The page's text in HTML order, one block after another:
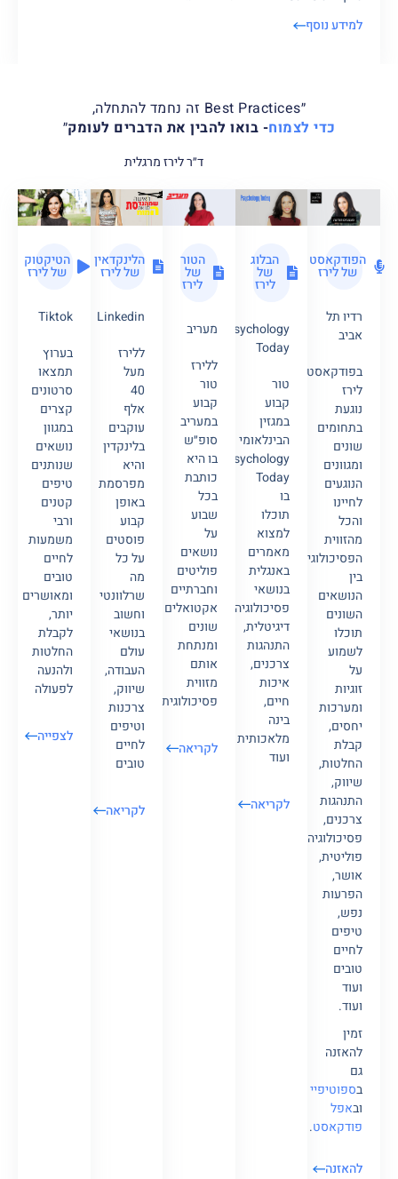
למידע נוסף
כדי לצמוח- בואו להבין את הדברים לעומק״
ד״ר לירז מרגלית
הפודקאסט
של לירז
רדיו תל
אביב
בפודקאסט
לירז
נוגעת
בתחומים
שונים
ומגוונים
הנוגעים
לחיינו
והכל
מהזווית
הפסיכולוגית.
בין
הנושאים
השונים
תוכלו
לשמוע
על
זוגיות
ומערכות
יחסים,
קבלת
החלטות,
שיווק,
התנהגות
צרכנים,
פסיכולוגיה
פוליטית,
אושר,
הפרעות
נפש,
טיפים
לחיים
טובים
ועוד
ועוד.
זמין
להאזנה
גם
ספוטיפיי
אפל
פודקאסט.
להאזנה
הבלוג
של
לירז
Psychology
Today
טור
קבוע
במגזין
הבינלאומי
Psychology
Today
תוכלו
למצוא
מאמרים
באנגלית
בנושאי
פסיכולוגיה
דיגיטלית,
התנהגות
צרכנים,
איכות
חיים,
בינה
מלאכותית
ועוד
לקריאה
הטור
של
לירז
מעריב
ללירז
טור
קבוע
במעריב
סופ״ש
בו היא
כותבת
בכל
שבוע
על
נושאים
פוליטים
וחברתיים
אקטואלים
שונים
ומנתחת
אותם
מזווית
פסיכולוגית
לקריאה
הלינקדאין
של לירז
Linkedin
ללירז
מעל
40
אלף
עוקבים
בלינקדין
והיא
מפרסמת
באופן
קבוע
פוסטים
על כל
מה
שרלוונטי
וחשוב
בנושאי
עולם
העבודה,
שיווק,
צרכנות
וטיפים
לחיים
טובים
לקריאה
הטיקטוק
של לירז
Tiktok
בערוץ
תמצאו
סרטונים
קצרים
במגוון
נושאים
שנותנים
טיפים
קטנים
ורבי
משמעות
לחיים
טובים
ומאושרים
יותר,
לקבלת
החלטות
ולהנעה
לפעולה
לצפייה